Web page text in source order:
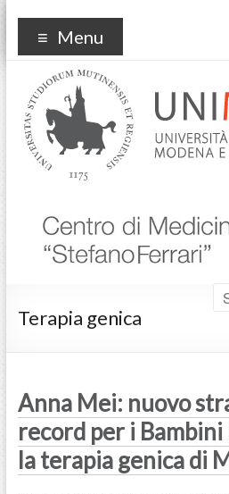
Centro
Menu
Terapia genica
Anna Mei: nuovo
record per i
la terapia genica di